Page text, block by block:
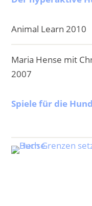
Animal Learn 2010
Maria Hense mit
2007
Spiele für die